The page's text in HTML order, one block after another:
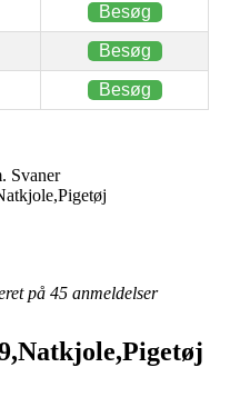
Besøg
Besøg
Besøg
Svaner
på 45 anmeldelser